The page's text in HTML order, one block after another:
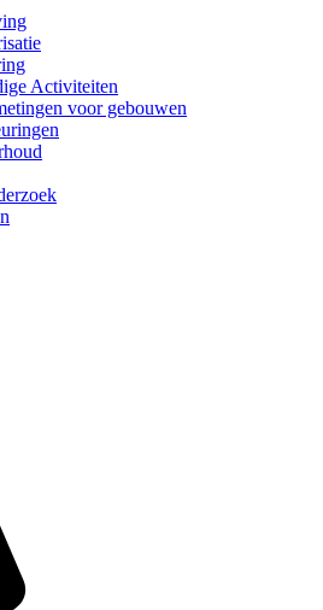
Activiteiten
voor gebouwen​